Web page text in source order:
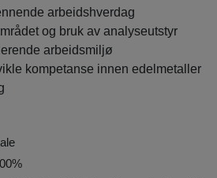
arbeidshverdag
og bruk av analyseutstyr
arbeidsmiljø
kompetanse innen edelmetaller